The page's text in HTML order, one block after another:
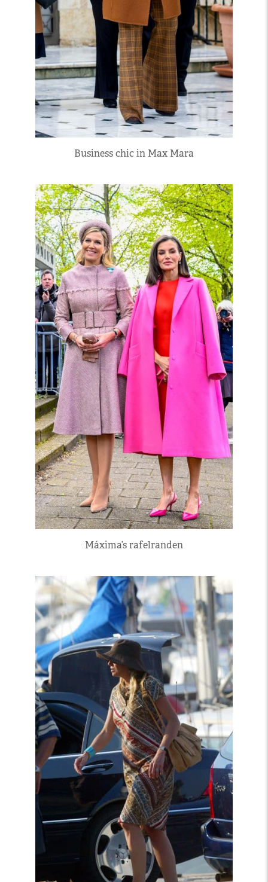
Business chic in Max Mara
Máxima’s rafelranden